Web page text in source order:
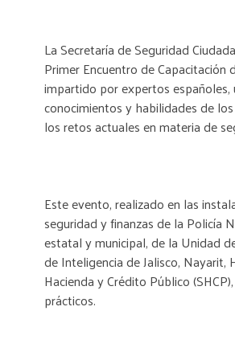
La Secretaría de Seguridad
Primer Encuentro de
impartido por expertos
conocimientos y habilidades de
los retos actuales en materia de
Este evento, realizado en las
seguridad y finanzas de la Policía
estatal y municipal, de la Unidad
de Inteligencia de Jalisco, Nayarit,
Hacienda y Crédito Público
prácticos.